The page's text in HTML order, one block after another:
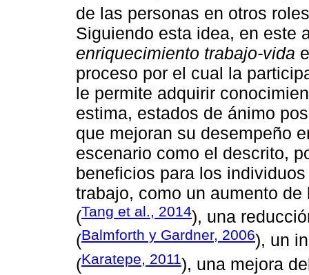
de las personas en otros
Siguiendo esta idea, en este
enriquecimiento trabajo-vida
proceso por el cual la
le permite adquirir
estima, estados de ánimo
que mejoran su desempeño
escenario como el descrito,
beneficios para los
trabajo, como un aumento
(Tang et al., 2014), una
(Balmforth y Gardner, 2006), un
(Karatepe, 2011), una mejora